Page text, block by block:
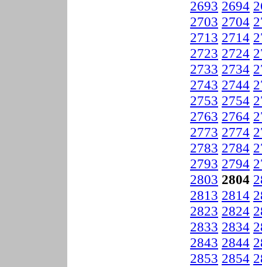
2693 2694
2703 2704
2713 2714
2723 2724
2733 2734
2743 2744
2753 2754
2763 2764
2773 2774
2783 2784
2793 2794
2803 2804
2813 2814
2823 2824
2833 2834
2843 2844
2853 2854